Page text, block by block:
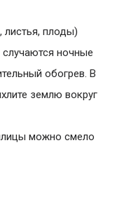
листья, плоды)
ночные
обогрев. В
землю вокруг
можно смело